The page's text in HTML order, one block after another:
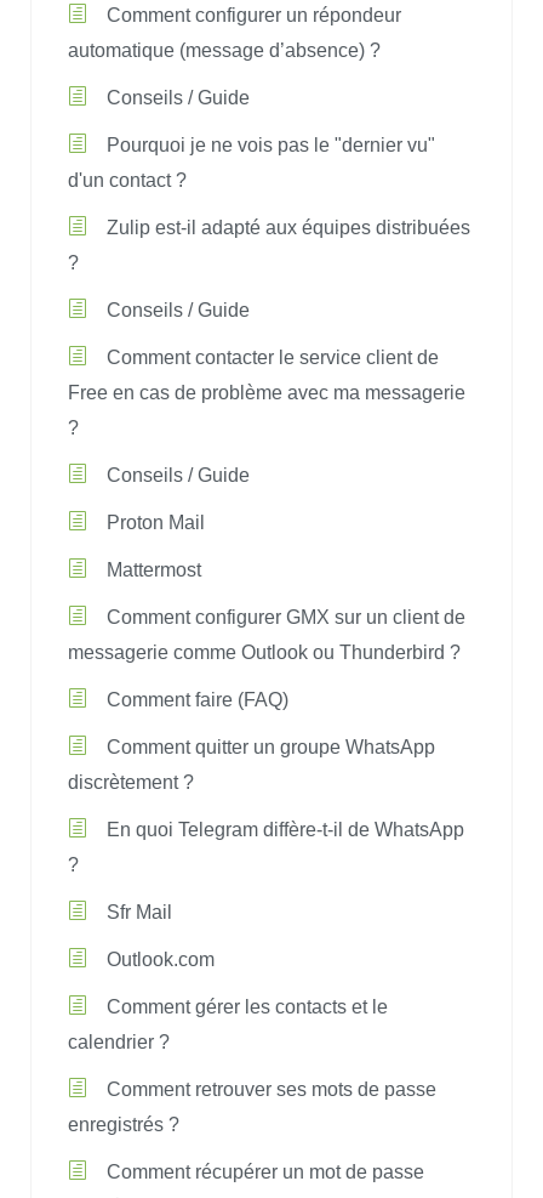
Comment configurer un répondeur
automatique (message d’absence) ?
Conseils / Guide
Pourquoi je ne vois pas le "dernier vu"
d'un contact ?
Zulip est-il adapté aux équipes distribuées
?
Conseils / Guide
Comment contacter le service client de
Free en cas de problème avec ma messagerie
?
Conseils / Guide
Proton Mail
Mattermost
Comment configurer GMX sur un client de
messagerie comme Outlook ou Thunderbird ?
Comment faire (FAQ)
Comment quitter un groupe WhatsApp
discrètement ?
En quoi Telegram diffère-t-il de WhatsApp
?
Sfr Mail
Outlook.com
Comment gérer les contacts et le
calendrier ?
Comment retrouver ses mots de passe
enregistrés ?
Comment récupérer un mot de passe